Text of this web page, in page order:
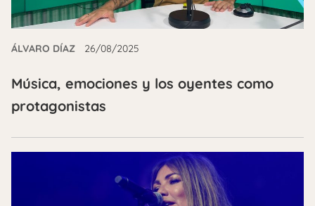
ÁLVARO DÍAZ 26/08/2025
Música, emociones y los oyentes como
protagonistas